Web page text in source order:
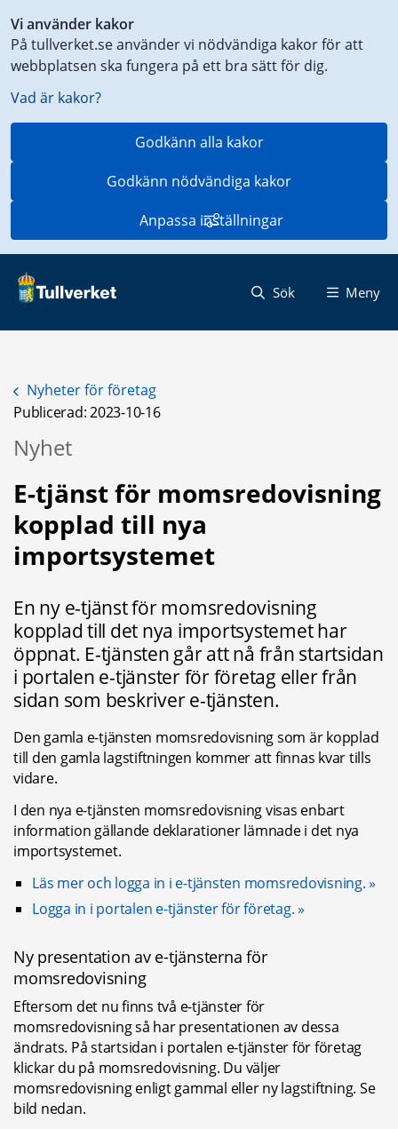
Vi använder kakor
På tullverket.se använder vi nödvändiga kakor för att
webbplatsen ska fungera på ett bra sätt för dig.
Vad är kakor?
Godkänn alla kakor
Godkänn nödvändiga kakor
Anpassa inställningar
till
innehåll
på
aktuell
Sök Meny
Nyheter för företag
Publicerad: 2023-10-16
Nyhet
E-tjänst för momsredovisning
kopplad till nya
importsystemet
En ny e-tjänst för momsredovisning
kopplad till det nya importsystemet har
öppnat. E-tjänsten går att nå från startsidan
i portalen e-tjänster för företag eller från
sidan som beskriver e-tjänsten.
Den gamla e-tjänsten momsredovisning som är kopplad
till den gamla lagstiftningen kommer att finnas kvar tills
vidare.
I den nya e-tjänsten momsredovisning visas enbart
information gällande deklarationer lämnade i det nya
importsystemet.
Läs mer och logga in i e-tjänsten momsredovisning.
Logga in i portalen e-tjänster för företag.
Ny presentation av e-tjänsterna för
momsredovisning
Eftersom det nu finns två e-tjänster för
momsredovisning så har presentationen av dessa
ändrats. På startsidan i portalen e-tjänster för företag
klickar du på momsredovisning. Du väljer
momsredovisning enligt gammal eller ny lagstiftning. Se
bild nedan.